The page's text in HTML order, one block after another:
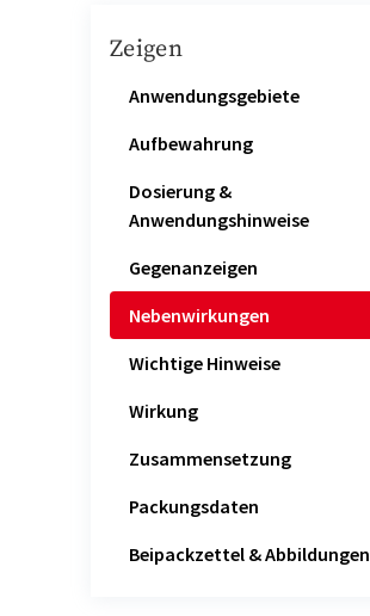
Zeigen
Anwendungsgebiete
Aufbewahrung
Dosierung &
Anwendungshinweise
Gegenanzeigen
Nebenwirkungen
Wichtige Hinweise
Wirkung
Zusammensetzung
Packungsdaten
Beipackzettel & Abbildungen